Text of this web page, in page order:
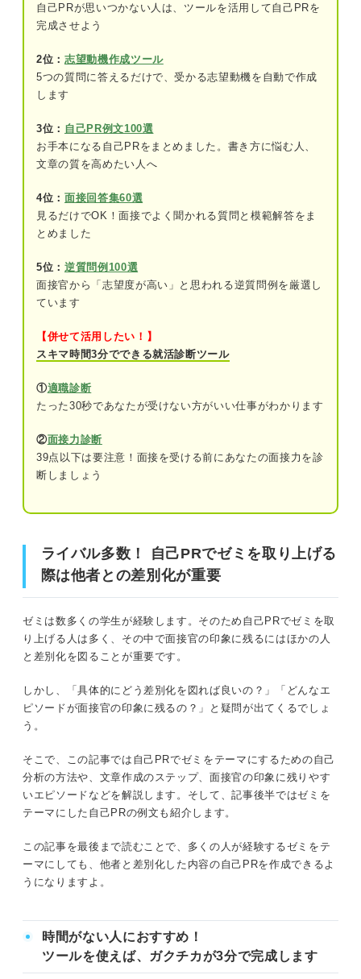
エピソードの内容から学生の人柄を把握す
強みや人柄から自社に合うかどうかを判断
するため
経験を深掘りしよう！ ゼミを自己PRのテーマにす
るために必要な自己分析
①そのゼミに入った理由を思い出す
②どんな行動をしてどんな成果を出せたか
をまとめる
る
①最初に結論としてゼミから得た自分の強
みを伝える
④企業分析をしたうえでゼミの経験を就職
ゼミ活動で学んだ専門的な知識やスキル
プレゼンスキル
問題解決能力
主体性
リーダーシップ能力
継続力
印象に残りやすい！ 自己PRで使いたいゼミのエピ
ソード
周りから感謝されたエピソード
自己PRが思いつかない人は、ツールを活用して自己PRを
完成させよう
2位： 志望動機作成ツール
5つの質問に答えるだけで、受かる志望動機を自動で作成
します
3位： 自己PR例文100選
お手本になる自己PRをまとめました。書き方に悩む人、
文章の質を高めたい人へ
4位： 面接回答集60選
見るだけでOK！面接でよく聞かれる質問と模範解答をま
とめました
5位： 逆質問例100選
面接官から「志望度が高い」と思われる逆質問例を厳選し
ています
【併せて活用したい！】
スキマ時間3分でできる就活診断ツール
①適職診断
たった30秒であなたが受けない方がいい仕事がわかります
②面接力診断
39点以下は要注意！面接を受ける前にあなたの面接力を診
断しましょう
ライバル多数！ 自己PRでゼミを取り上げる
際は他者との差別化が重要
ゼミは数多くの学生が経験します。そのため自己PRでゼミを取
り上げる人は多く、その中で面接官の印象に残るにはほかの人
と差別化を図ることが重要です。
しかし、「具体的にどう差別化を図れば良いの？」「どんなエ
ピソードが面接官の印象に残るの？」と疑問が出てくるでしょ
う。
そこで、この記事では自己PRでゼミをテーマにするための自己
分析の方法や、文章作成のステップ、面接官の印象に残りやす
いエピソードなどを解説します。そして、記事後半ではゼミを
テーマにした自己PRの例文も紹介します。
この記事を最後まで読むことで、多くの人が経験するゼミをテ
ーマにしても、他者と差別化した内容の自己PRを作成できるよ
うになりますよ。
時間がない人におすすめ！
ツールを使えば、ガクチカが3分で完成します
ライバル多数！ 自己PRでゼミを取り上げる際は他者との
差別化が重要
前提を確認！ ゼミは自己PRでアピールしても大丈夫？
企業が自己PRを求める3つの理由
学生がどのような強みを持っているか知るため
エピソードの内容から学生の人柄を把握するため
強みや人柄から自社に合うかどうかを判断するため
経験を深掘りしよう！ ゼミを自己PRのテーマにするため
①そのゼミに入った理由を思い出す
③ゼミの経験を仕事にどう活かすかを考える